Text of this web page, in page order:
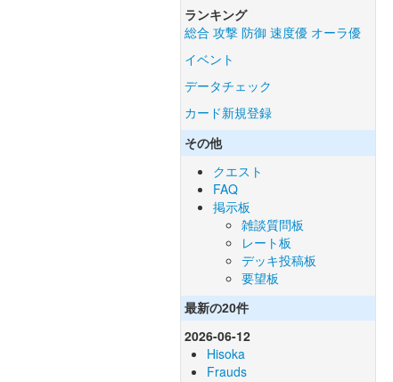
ランキング
総合 攻撃 防御 速度優 オーラ優
イベント
データチェック
カード新規登録
その他
クエスト
FAQ
掲示板
雑談質問板
レート板
デッキ投稿板
要望板
最新の20件
2026-06-12
Hisoka
Frauds